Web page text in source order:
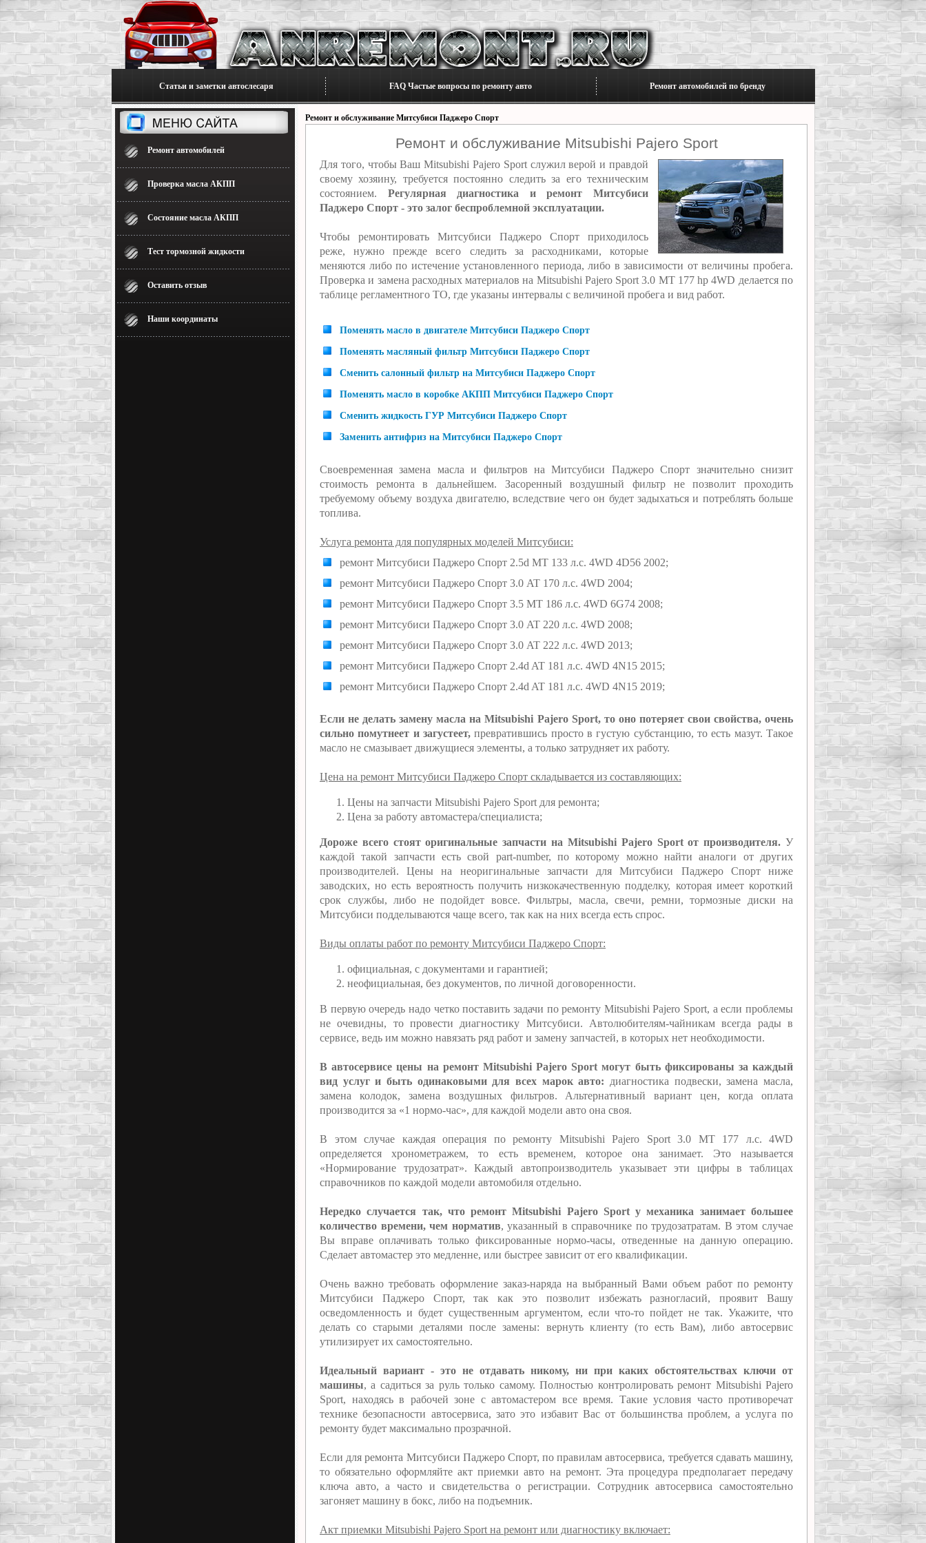
Статьи и заметки автослесаря FAQ Частые вопросы по ремонту авто Ремонт автомобилей по бренду
Ремонт автомобилей
Проверка масла АКПП
Состояние масла АКПП
Тест тормозной жидкости
Оставить отзыв
Наши координаты
Ремонт и обслуживание Митсубиси Паджеро Спорт
Ремонт и обслуживание Mitsubishi Pajero Sport
Для того, чтобы Ваш Mitsubishi Pajero Sport служил верой и правдой
своему хозяину, требуется постоянно следить за его техническим
состоянием. Регулярная диагностика и ремонт Митсубиси
Паджеро Спорт - это залог беспроблемной эксплуатации.
Чтобы ремонтировать Митсубиси Паджеро Спорт приходилось
реже, нужно прежде всего следить за расходниками, которые
меняются либо по истечение установленного периода, либо в зависимости от величины пробега.
Проверка и замена расходных материалов на Mitsubishi Pajero Sport 3.0 MT 177 hp 4WD делается по
таблице регламентного ТО, где указаны интервалы с величиной пробега и вид работ.
Поменять масло в двигателе Митсубиси Паджеро Спорт
Поменять масляный фильтр Митсубиси Паджеро Спорт
Сменить салонный фильтр на Митсубиси Паджеро Спорт
Поменять масло в коробке АКПП Митсубиси Паджеро Спорт
Сменить жидкость ГУР Митсубиси Паджеро Спорт
Заменить антифриз на Митсубиси Паджеро Спорт
Своевременная замена масла и фильтров на Митсубиси Паджеро Спорт значительно снизит
стоимость ремонта в дальнейшем. Засоренный воздушный фильтр не позволит проходить
требуемому объему воздуха двигателю, вследствие чего он будет задыхаться и потреблять больше
топлива.
Услуга ремонта для популярных моделей Митсубиси:
ремонт Митсубиси Паджеро Спорт 2.5d MT 133 л.с. 4WD 4D56 2002;
ремонт Митсубиси Паджеро Спорт 3.0 AT 170 л.с. 4WD 2004;
ремонт Митсубиси Паджеро Спорт 3.5 MT 186 л.с. 4WD 6G74 2008;
ремонт Митсубиси Паджеро Спорт 3.0 AT 220 л.с. 4WD 2008;
ремонт Митсубиси Паджеро Спорт 3.0 AT 222 л.с. 4WD 2013;
ремонт Митсубиси Паджеро Спорт 2.4d AT 181 л.с. 4WD 4N15 2015;
ремонт Митсубиси Паджеро Спорт 2.4d AT 181 л.с. 4WD 4N15 2019;
Если не делать замену масла на Mitsubishi Pajero Sport, то оно потеряет свои свойства, очень
сильно помутнеет и загустеет, превратившись просто в густую субстанцию, то есть мазут. Такое
масло не смазывает движущиеся элементы, а только затрудняет их работу.
Цена на ремонт Митсубиси Паджеро Спорт складывается из составляющих:
Цены на запчасти Mitsubishi Pajero Sport для ремонта;
Цена за работу автомастера/специалиста;
Дороже всего стоят оригинальные запчасти на Mitsubishi Pajero Sport от производителя. У
каждой такой запчасти есть свой part-number, по которому можно найти аналоги от других
производителей. Цены на неоригинальные запчасти для Митсубиси Паджеро Спорт ниже
заводских, но есть вероятность получить низкокачественную подделку, которая имеет короткий
срок службы, либо не подойдет вовсе. Фильтры, масла, свечи, ремни, тормозные диски на
Митсубиси подделываются чаще всего, так как на них всегда есть спрос.
Виды оплаты работ по ремонту Митсубиси Паджеро Спорт:
официальная, с документами и гарантией;
неофициальная, без документов, по личной договоренности.
В первую очередь надо четко поставить задачи по ремонту Mitsubishi Pajero Sport, а если проблемы
не очевидны, то провести диагностику Митсубиси. Автолюбителям-чайникам всегда рады в
сервисе, ведь им можно навязать ряд работ и замену запчастей, в которых нет необходимости.
В автосервисе цены на ремонт Mitsubishi Pajero Sport могут быть фиксированы за каждый
вид услуг и быть одинаковыми для всех марок авто: диагностика подвески, замена масла,
замена колодок, замена воздушных фильтров. Альтернативный вариант цен, когда оплата
производится за «1 нормо-час», для каждой модели авто она своя.
В этом случае каждая операция по ремонту Mitsubishi Pajero Sport 3.0 MT 177 л.с. 4WD
определяется хронометражем, то есть временем, которое она занимает. Это называется
«Нормирование трудозатрат». Каждый автопроизводитель указывает эти цифры в таблицах
справочников по каждой модели автомобиля отдельно.
Нередко случается так, что ремонт Mitsubishi Pajero Sport у механика занимает большее
количество времени, чем норматив, указанный в справочнике по трудозатратам. В этом случае
Вы вправе оплачивать только фиксированные нормо-часы, отведенные на данную операцию.
Сделает автомастер это медленне, или быстрее зависит от его квалификации.
Очень важно требовать оформление заказ-наряда на выбранный Вами объем работ по ремонту
Митсубиси Паджеро Спорт, так как это позволит избежать разногласий, проявит Вашу
осведомленность и будет существенным аргументом, если что-то пойдет не так. Укажите, что
делать со старыми деталями после замены: вернуть клиенту (то есть Вам), либо автосервис
утилизирует их самостоятельно.
Идеальный вариант - это не отдавать никому, ни при каких обстоятельствах ключи от
машины, а садиться за руль только самому. Полностью контролировать ремонт Mitsubishi Pajero
Sport, находясь в рабочей зоне с автомастером все время. Такие условия часто противоречат
технике безопасности автосервиса, зато это избавит Вас от большинства проблем, а услуга по
ремонту будет максимально прозрачной.
Если для ремонта Митсубиси Паджеро Спорт, по правилам автосервиса, требуется сдавать машину,
то обязательно оформляйте акт приемки авто на ремонт. Эта процедура предполагает передачу
ключа авто, а часто и свидетельства о регистрации. Сотрудник автосервиса самостоятельно
загоняет машину в бокс, либо на подъемник.
Акт приемки Mitsubishi Pajero Sport на ремонт или диагностику включает: